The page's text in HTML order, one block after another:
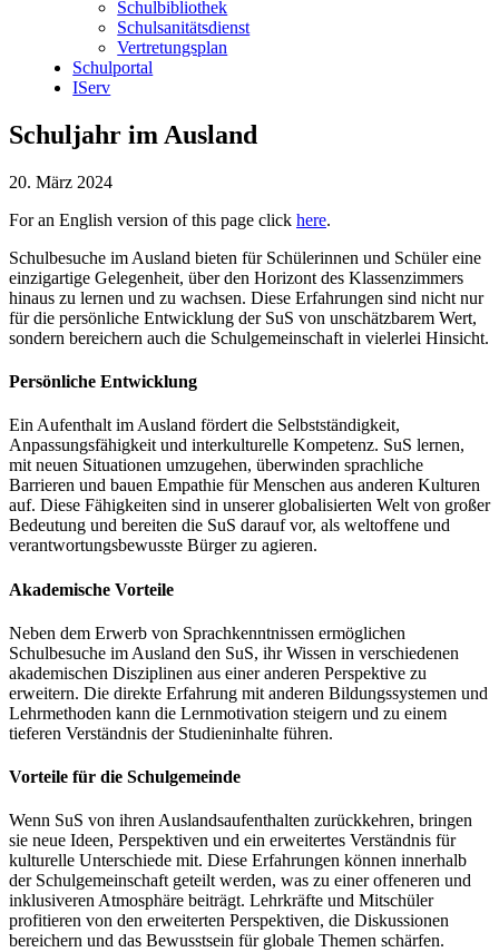
Schulbibliothek
Schulsanitätsdienst
Vertretungsplan
Schulportal
IServ
Schuljahr im Ausland
20. März 2024
For an English version of this page click here.
Schulbesuche im Ausland bieten für Schülerinnen und Schüler eine
einzigartige Gelegenheit, über den Horizont des Klassenzimmers
hinaus zu lernen und zu wachsen. Diese Erfahrungen sind nicht nur
für die persönliche Entwicklung der SuS von unschätzbarem Wert,
sondern bereichern auch die Schulgemeinschaft in vielerlei Hinsicht.
Persönliche Entwicklung
Ein Aufenthalt im Ausland fördert die Selbstständigkeit,
Anpassungsfähigkeit und interkulturelle Kompetenz. SuS lernen,
mit neuen Situationen umzugehen, überwinden sprachliche
Barrieren und bauen Empathie für Menschen aus anderen Kulturen
auf. Diese Fähigkeiten sind in unserer globalisierten Welt von großer
Bedeutung und bereiten die SuS darauf vor, als weltoffene und
verantwortungsbewusste Bürger zu agieren.
Akademische Vorteile
Neben dem Erwerb von Sprachkenntnissen ermöglichen
Schulbesuche im Ausland den SuS, ihr Wissen in verschiedenen
akademischen Disziplinen aus einer anderen Perspektive zu
erweitern. Die direkte Erfahrung mit anderen Bildungssystemen und
Lehrmethoden kann die Lernmotivation steigern und zu einem
tieferen Verständnis der Studieninhalte führen.
Vorteile für die Schulgemeinde
Wenn SuS von ihren Auslandsaufenthalten zurückkehren, bringen
sie neue Ideen, Perspektiven und ein erweitertes Verständnis für
kulturelle Unterschiede mit. Diese Erfahrungen können innerhalb
der Schulgemeinschaft geteilt werden, was zu einer offeneren und
inklusiveren Atmosphäre beiträgt. Lehrkräfte und Mitschüler
profitieren von den erweiterten Perspektiven, die Diskussionen
bereichern und das Bewusstsein für globale Themen schärfen.